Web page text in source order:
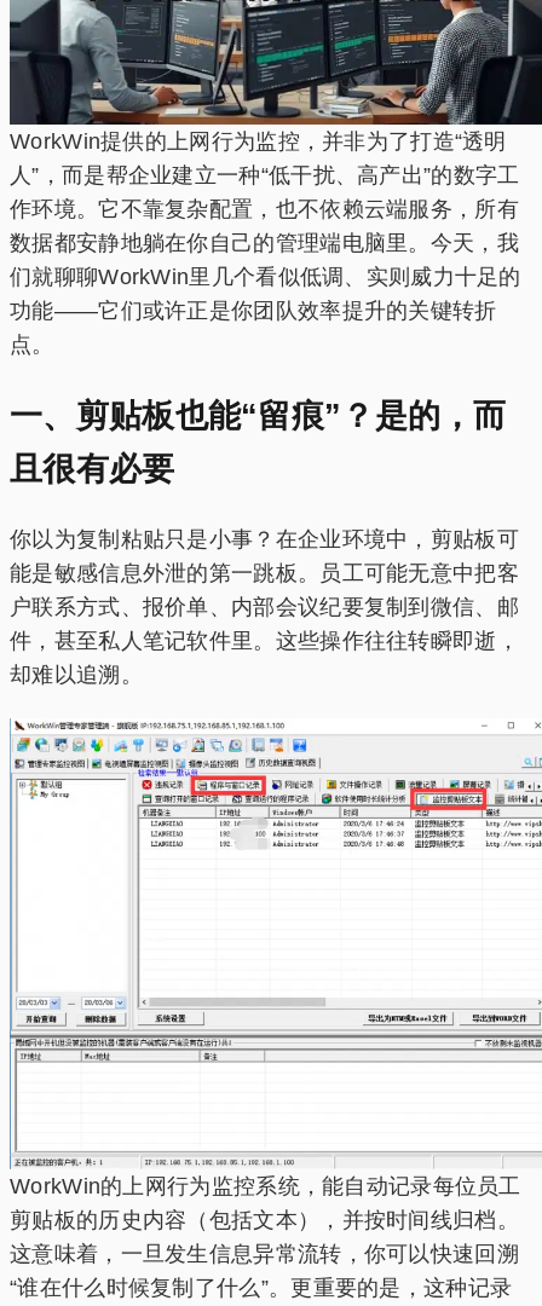
WorkWin提供的上网行为监控，并非为了打造“透明
人”，而是帮企业建立一种“低干扰、高产出”的数字工
作环境。它不靠复杂配置，也不依赖云端服务，所有
数据都安静地躺在你自己的管理端电脑里。今天，我
们就聊聊WorkWin里几个看似低调、实则威力十足的
功能——它们或许正是你团队效率提升的关键转折
点。
一、剪贴板也能“留痕”？是的，而
且很有必要
你以为复制粘贴只是小事？在企业环境中，剪贴板可
能是敏感信息外泄的第一跳板。员工可能无意中把客
户联系方式、报价单、内部会议纪要复制到微信、邮
件，甚至私人笔记软件里。这些操作往往转瞬即逝，
却难以追溯。
WorkWin的上网行为监控系统，能自动记录每位员工
剪贴板的历史内容（包括文本），并按时间线归档。
这意味着，一旦发生信息异常流转，你可以快速回溯
“谁在什么时候复制了什么”。更重要的是，这种记录